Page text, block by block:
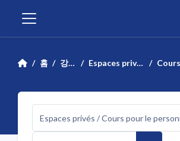
홈 강좌 Espaces privés
강좌 범주